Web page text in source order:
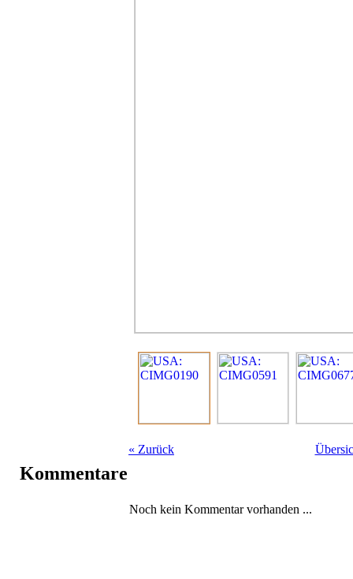
« Zurück
Kommentare
Noch kein Kommentar vorhanden ...